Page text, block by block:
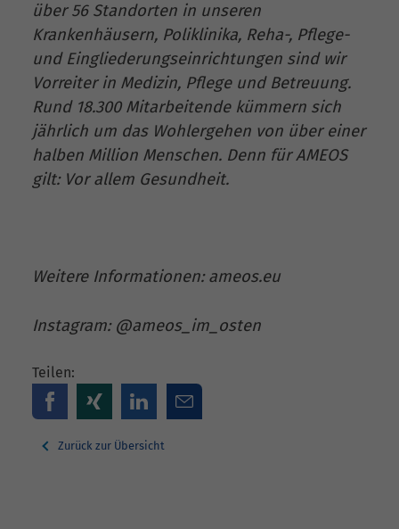
über 56 Standorten in unseren
Krankenhäusern, Poliklinika, Reha-, Pflege-
und Eingliederungseinrichtungen sind wir
Vorreiter in Medizin, Pflege und Betreuung.
Rund 18.300 Mitarbeitende kümmern sich
jährlich um das Wohlergehen von über einer
halben Million Menschen. Denn für AMEOS
gilt: Vor allem Gesundheit.
Weitere Informationen: ameos.eu
Instagram: @ameos_im_osten
Teilen:
Zurück zur Übersicht